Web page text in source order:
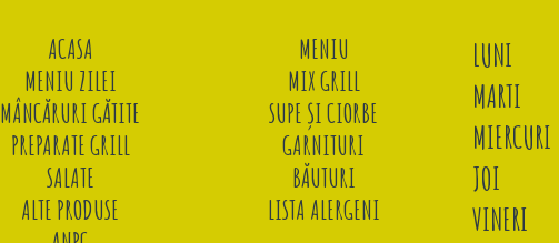
ACASA
MENIU
MENIU ZILEI
MIX GRILL
MÂNCĂRURI GĂTITE
SUPE ȘI CIORBE
PREPARATE GRILL
GARNITURI
SALATE
BĂUTURI
ALTE PRODUSE
LISTA ALERGENI
LUNI
MARTI
MIERCURI
JOI
VINERI